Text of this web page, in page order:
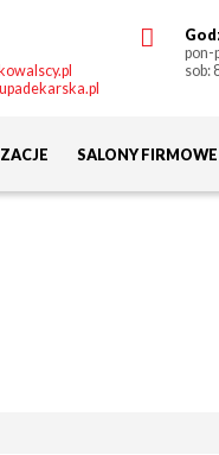
pon-
sob:
SALONY FIRMOWE